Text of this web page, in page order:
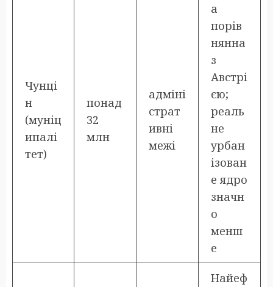
Чунці
н
(муніц
ипалі
тет)
понад
32
млн
адміні
страт
ивні
межі
а
порів
нянна
з
Австрі
єю;
реаль
не
урбан
ізован
е ядро
значн
о
менш
е
Найеф